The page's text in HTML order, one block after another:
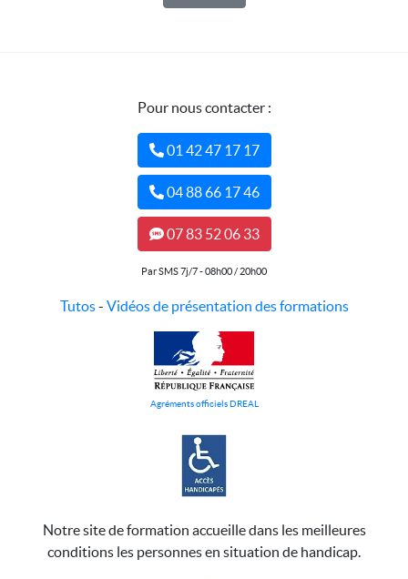
Pour nous contacter :
01 42 47 17 17
04 88 66 17 46
07 83 52 06 33
Par SMS 7j/7 - 08h00 / 20h00
Tutos- Vidéos de présentation des formations
Agréments officiels DREAL
Notre site de formation accueille dans les meilleures
conditions les personnes en situation de handicap.